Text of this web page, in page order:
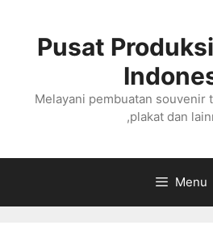
Pusat
Melayani pembuatan souvenir
,plakat dan
Menu